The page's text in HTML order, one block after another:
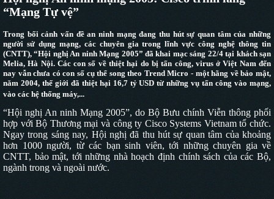
“Mạng Tự vệ”
Trong bối cảnh vấn đề an ninh mạng đang thu hút sự quan tâm của những
người sử dụng mạng, các chuyên gia trong lĩnh vực công nghệ thông tin
(CNTT), “Hội nghị An ninh Mạng 2005” đã khai mạc sáng 22/4 tại khách sạn
Melia, Hà Nội. Các con số về thiệt hại do bị tấn công, virus ở Việt Nam đến
nay vẫn chưa có con số cụ thể song theo Trend Micro - một hãng về bảo mật,
năm 2004, thế giới đã thiệt hại 16,7 tỷ USD từ những vụ tấn công vào mạng,
vào các hệ thống máy,...
“Hội nghị An ninh Mạng 2005”, do Bộ Bưu chính Viễn thông phối
hợp với Bộ Thương mại và công ty Cisco Systems Vietnam tổ chức.
Ngay trong sáng nay, Hội nghị đã thu hút sự quan tâm của khoảng
hơn 1000 người, từ các bạn sinh viên, tới những chuyên gia về
CNTT, bảo mật, tới những nhà hoạch định chính sách của các Bộ,
ngành trong và ngoài nước.